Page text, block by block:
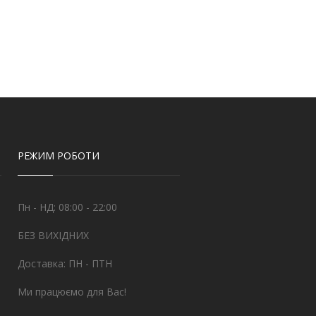
РЕЖИМ РОБОТИ
Пн - НД: 08:00 - 22:00
БЕЗ ВИХІДНИХ
Доставка: ПН - ПТН
Ми працюємо для Вас!